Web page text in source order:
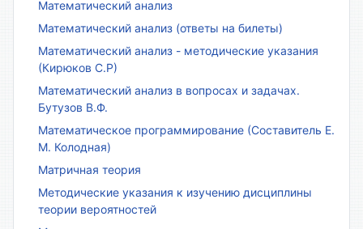
Математический анализ
Математический анализ (ответы на билеты)
Математический анализ - методические указания
(Кирюков С.Р)
Математический анализ в вопросах и задачах.
Бутузов В.Ф.
Математическое программирование (Составитель Е.
М. Колодная)
Матричная теория
Методические указания к изучению дисциплины
теории вероятностей